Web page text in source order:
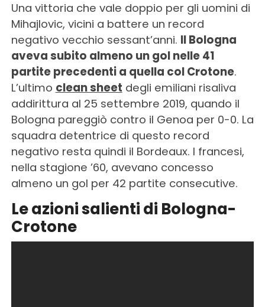
Una vittoria che vale doppio per gli uomini di
Mihajlovic, vicini a battere un record
negativo vecchio sessant’anni. Il Bologna
aveva subito almeno un gol nelle 41
partite precedenti a quella col Crotone.
L’ultimo clean sheet degli emiliani risaliva
addirittura al 25 settembre 2019, quando il
Bologna pareggiò contro il Genoa per 0-0. La
squadra detentrice di questo record
negativo resta quindi il Bordeaux. I francesi,
nella stagione ’60, avevano concesso
almeno un gol per 42 partite consecutive.
Le azioni salienti di Bologna-
Crotone